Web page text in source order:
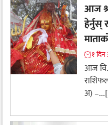
आज
हेर्नुस्
१ दिन
आज
अ)